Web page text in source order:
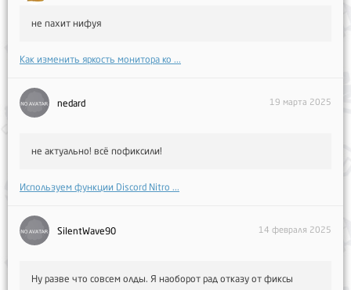
не пахит нифуя
Как изменить яркость монитора ко ...
nedard 19 марта 2025
не актуально! всё пофиксили!
Используем функции Discord Nitro ...
SilentWave90 14 февраля 2025
Ну разве что совсем олды. Я наоборот рад отказу от фиксы